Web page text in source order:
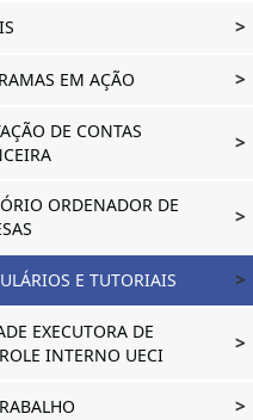
EM AÇÃO
DE CONTAS
ORDENADOR DE
E TUTORIAIS
EXECUTORA DE
INTERNO UECI